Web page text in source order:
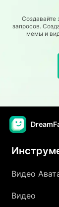
Создавайте
запросов.
мемы и
Видео
Видео